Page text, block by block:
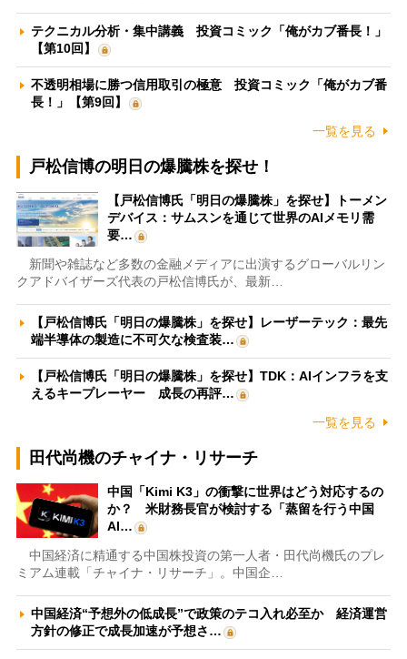
テクニカル分析・集中講義 投資コミック「俺がカブ番長！」
【第10回】
不透明相場に勝つ信用取引の極意 投資コミック「俺がカブ番
長！」【第9回】
一覧を見る
戸松信博の明日の爆騰株を探せ！
【戸松信博氏「明日の爆騰株」を探せ】トーメン
デバイス：サムスンを通じて世界のAIメモリ需
要…
新聞や雑誌など多数の金融メディアに出演するグローバルリン
クアドバイザーズ代表の戸松信博氏が、最新…
【戸松信博氏「明日の爆騰株」を探せ】レーザーテック：最先
端半導体の製造に不可欠な検査装…
【戸松信博氏「明日の爆騰株」を探せ】TDK：AIインフラを支
えるキープレーヤー 成長の再評…
一覧を見る
田代尚機のチャイナ・リサーチ
中国「Kimi K3」の衝撃に世界はどう対応するの
か？ 米財務長官が検討する「蒸留を行う中国
AI…
中国経済に精通する中国株投資の第一人者・田代尚機氏のプレ
ミアム連載「チャイナ・リサーチ」。中国企…
中国経済“予想外の低成長”で政策のテコ入れ必至か 経済運営
方針の修正で成長加速が予想さ…